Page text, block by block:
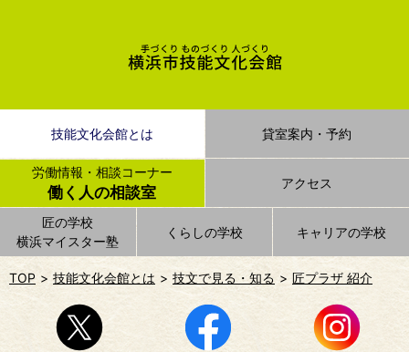
技能文化会館とは 貸室案内・予約
労働情報・相談コーナー
働く人の相談室
匠の学校
横浜マイスター塾
くらしの学校 キャリアの学校
アクセス
TOP 技能文化会館とは 技文で見る・知る 匠プラザ 紹介